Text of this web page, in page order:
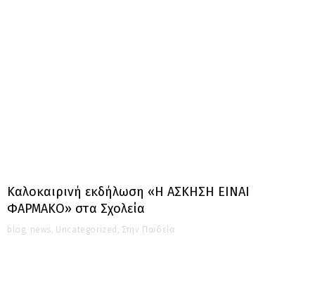
Καλοκαιρινή εκδήλωση «Η ΑΣΚΗΣΗ ΕΙΝΑΙ
ΦΑΡΜΑΚΟ» στα Σχολεία
blog, news, Uncategorized , Στην Παιδεία